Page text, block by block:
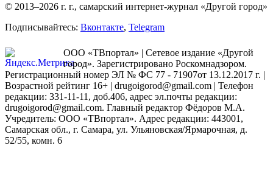
© 2013–2026 г. г., самарский интернет-журнал «Другой город»
Подписывайтесь: Вконтакте, Telegram
ООО «ТВпортал» | Сетевое издание «Другой
город». Зарегистрировано Роскомнадзором.
Регистрационный номер ЭЛ № ФС 77 - 71907от 13.12.2017 г. |
Возрастной рейтинг 16+ | drugoigorod@gmail.com | Телефон
редакции: 331-11-11, доб.406, адрес эл.почты редакции:
drugoigorod@gmail.com. Главный редактор Фёдоров М.А.
Учредитель: ООО «ТВпортал». Адрес редакции: 443001,
Самарская обл., г. Самара, ул. Ульяновская/Ярмарочная, д.
52/55, комн. 6